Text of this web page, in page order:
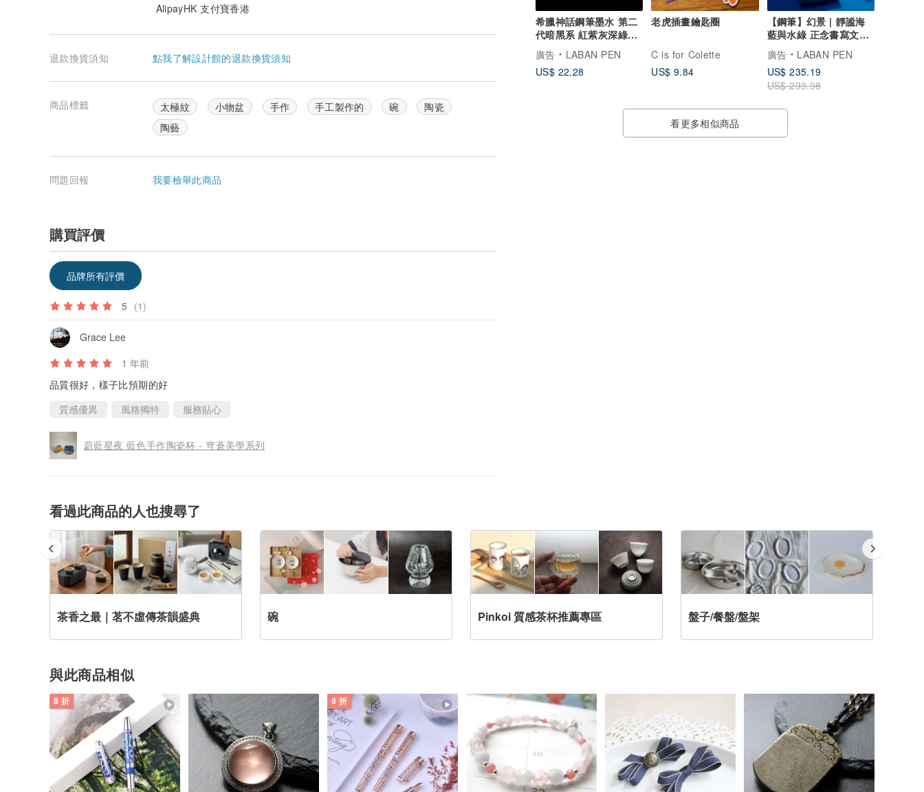
希臘神話鋼筆墨水 第二
代暗黑系 紅紫灰深綠天
藍五色 24小時出貨
廣告
LABAN PEN
US$ 22.28
老虎插畫鑰匙圈
C is for Colette
US$ 9.84
【鋼筆】幻景 | 靜謐海
藍與水綠 正念書寫文具
點亮高質感時光
廣告
LABAN PEN
US$ 235.19
US$ 293.98
看更多相似商品
AlipayHK 支付寶香港
退款換貨須知 點我了解設計館的退款換貨須知
商品標籤 太極紋 小物盆 手作 手工製作的 碗
陶瓷
陶藝
問題回報 我要檢舉此商品
購買評價
品牌所有評價
5 (1)
Grace Lee
1 年前
品質很好，樣子比預期的好
質感優異
風格獨特 服務貼心
蔚藍星夜 藍色手作陶瓷杯 - 穹蒼美學系列
看過此商品的人也搜尋了
茶香之最｜茗不虛傳茶韻盛典 碗 Pinkoi 質感茶杯推薦專區 盤子/餐盤/盤架
與此商品相似
8 折 8 折